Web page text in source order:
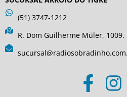
(51) 3747-1212
R. Dom Guilherme Müler,